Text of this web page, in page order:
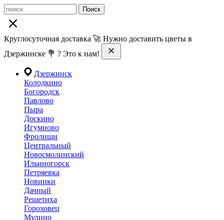
Поиск
Круглосуточная доставка 🚀 Нужно доставить цветы в
Дзержинске 💐 ? Это к нам!
Дзержинск
Колодкино
Богородск
Павлово
Пыра
Доскино
Игумново
Фролищи
Центральный
Новосмолинский
Ильиногорск
Петряевка
Новинки
Дачный
Решетиха
Гороховец
Мулино